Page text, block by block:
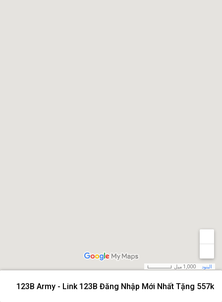
123B Army - Link 123B Đăng Nhập Mới Nhất Tặng 557k
البنود 1,000 ميل